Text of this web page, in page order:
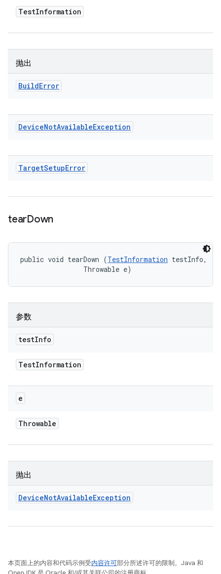
TestInformation
抛出
BuildError
DeviceNotAvailableException
TargetSetupError
tearDown
public void tearDown (TestInformation testInfo,
                Throwable e)
参数
testInfo
TestInformation
e
Throwable
抛出
DeviceNotAvailableException
本页面上的内容和代码示例受内容许可部分所述许可的限制。Java 和